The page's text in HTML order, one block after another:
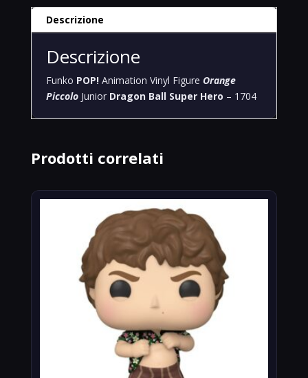
1704
quantità
Descrizione
Descrizione
Funko POP!Animation Vinyl Figure Orange
PiccoloJunior Dragon Ball Super Hero – 1704
Prodotti correlati